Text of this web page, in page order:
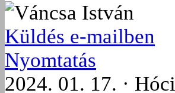
Váncsa István
Küldés e-mailben
Nyomtatás
2024. 01. 17. ·